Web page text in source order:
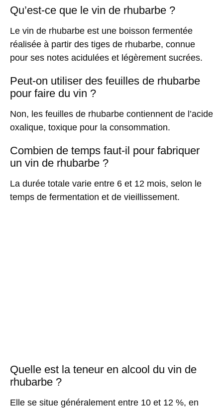
Qu’est-ce que le vin de rhubarbe ?
Le vin de rhubarbe est une boisson fermentée
réalisée à partir des tiges de rhubarbe, connue
pour ses notes acidulées et légèrement sucrées.
Peut-on utiliser des feuilles de rhubarbe
pour faire du vin ?
Non, les feuilles de rhubarbe contiennent de l’acide
oxalique, toxique pour la consommation.
Combien de temps faut-il pour fabriquer
un vin de rhubarbe ?
La durée totale varie entre 6 et 12 mois, selon le
temps de fermentation et de vieillissement.
Quelle est la teneur en alcool du vin de
rhubarbe ?
Elle se situe généralement entre 10 et 12 %, en